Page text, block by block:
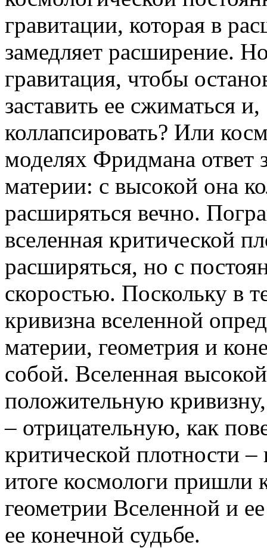
гравитации, которая в
замедляет расширение.
гравитация, чтобы
заставить ее сжиматься
коллапсировать? Или
моделях Фридмана ответ
материи: с высокой она
расширяться вечно.
вселенная критической
расширяться, но с
скоростью. Поскольку в
кривизна вселенной
материи, геометрия и
собой. Вселенная
положительную
– отрицательную, как
критической плотности
итоге космологи пришли
геометрии Вселенной и
ее конечной судьбе.